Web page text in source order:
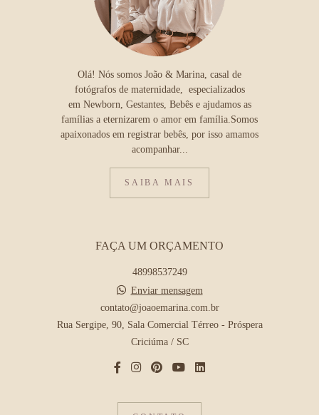
Olá! Nós somos João & Marina, casal de
fotógrafos de maternidade, especializados
em Newborn, Gestantes, Bebês e ajudamos as
famílias a eternizarem o amor em família.Somos
apaixonados em registrar bebês, por isso amamos
acompanhar...
SAIBA MAIS
FAÇA UM ORÇAMENTO
48998537249
Enviar mensagem
contato@joaoemarina.com.br
Rua Sergipe, 90, Sala Comercial Térreo - Próspera
Criciúma / SC